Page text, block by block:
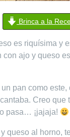
Brinca a la
es riquísima y
ajo y queso
pan como
Creo
pasa… ¡jajaja!
queso al horno,